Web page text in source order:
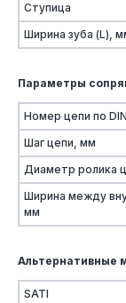
Ступица
Ширина зуба (L),
Параметры
Номер цепи по
Шаг цепи, мм
Диаметр ролика
Ширина между
мм
Альтернативные
SATI